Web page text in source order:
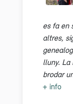
es fa en
altres,
lluny. La
brodar
+ info